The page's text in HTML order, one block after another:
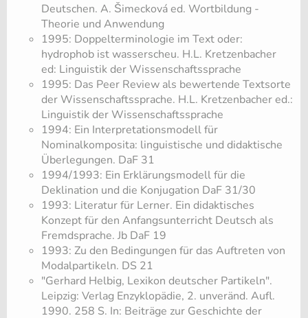
Deutschen. A. Šimecková ed. Wortbildung -
Theorie und Anwendung
1995: Doppelterminologie im Text oder:
hydrophob ist wasserscheu. H.L. Kretzenbacher
ed: Linguistik der Wissenschaftssprache
1995: Das Peer Review als bewertende Textsorte
der Wissenschaftssprache. H.L. Kretzenbacher ed.:
Linguistik der Wissenschaftssprache
1994: Ein Interpretationsmodell für
Nominalkomposita: linguistische und didaktische
Überlegungen. DaF 31
1994/1993: Ein Erklärungsmodell für die
Deklination und die Konjugation DaF 31/30
1993: Literatur für Lerner. Ein didaktisches
Konzept für den Anfangsunterricht Deutsch als
Fremdsprache. Jb DaF 19
1993: Zu den Bedingungen für das Auftreten von
Modalpartikeln. DS 21
​"Gerhard Helbig, Lexikon deutscher Partikeln".
Leipzig: Verlag Enzyklopädie, 2. unveränd. Aufl.
1990. 258 S. In: Beiträge zur Geschichte der